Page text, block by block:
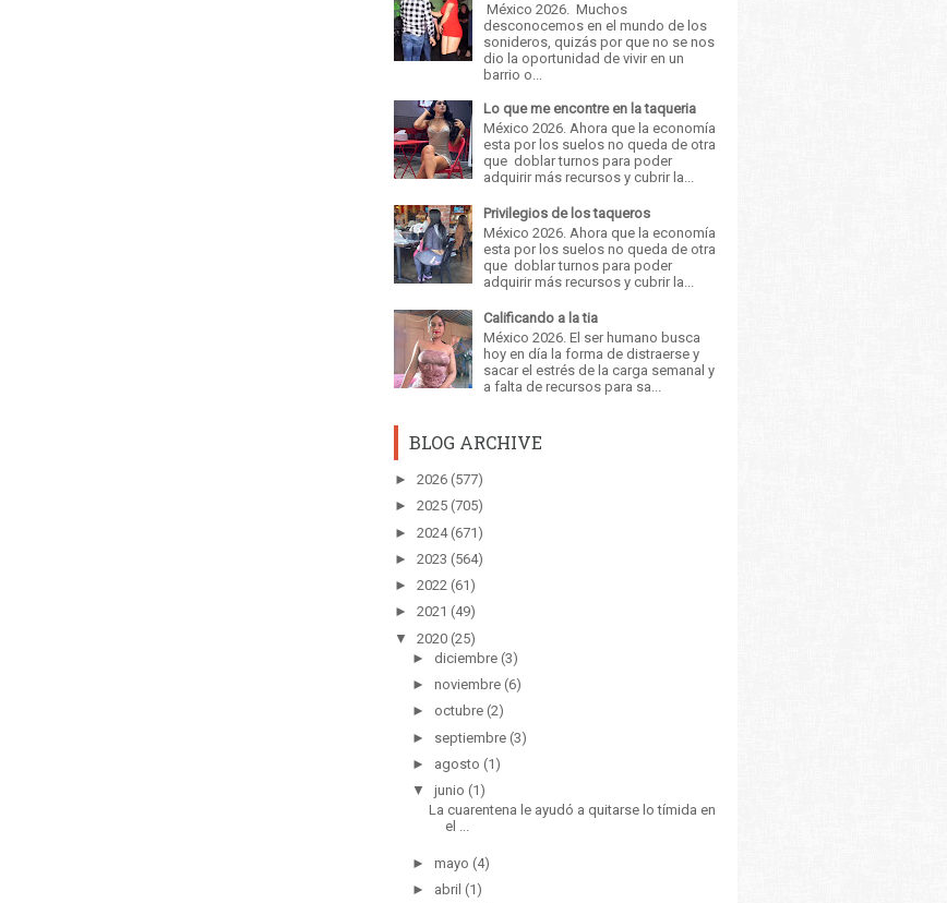
México 2026. Muchos
desconocemos en el mundo de los
sonideros, quizás por que no se nos
dio la oportunidad de vivir en un
barrio o...
Lo que me encontre en la taqueria
México 2026. Ahora que la economía
esta por los suelos no queda de otra
que doblar turnos para poder
adquirir más recursos y cubrir la...
Privilegios de los taqueros
México 2026. Ahora que la economía
esta por los suelos no queda de otra
que doblar turnos para poder
adquirir más recursos y cubrir la...
Calificando a la tia
México 2026. El ser humano busca
hoy en día la forma de distraerse y
sacar el estrés de la carga semanal y
a falta de recursos para sa...
BLOG ARCHIVE
► 2026 (577)
► 2025 (705)
► 2024 (671)
► 2023 (564)
► 2022 (61)
► 2021 (49)
▼
2020 (25)
► diciembre (3)
► noviembre (6)
► octubre (2)
► septiembre (3)
► agosto (1)
▼
junio (1)
La cuarentena le ayudó a quitarse lo tímida en
el ...
► mayo (4)
► abril (1)